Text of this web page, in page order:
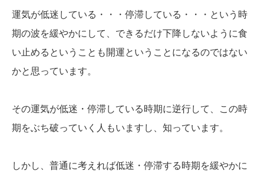
運気が低迷している・・・停滞している・・・という時
期の波を緩やかにして、できるだけ下降しないように食
い止めるということも開運ということになるのではない
かと思っています。
その運気が低迷・停滞している時期に逆行して、この時
期をぶち破っていく人もいますし、知っています。
しかし、普通に考えれば低迷・停滞する時期を緩やかに